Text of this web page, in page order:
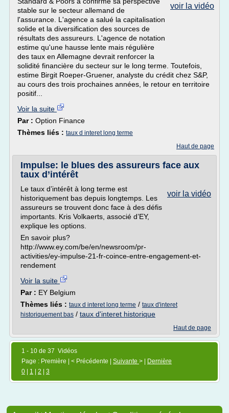
voir la vidéo
stable sur le secteur allemand de
l'assurance. L'agence a salué la capitalisation
solide et la diversification des sources de
résultats des assureurs. L'agence de notation
estime qu'une hausse lente mais régulière
des taux en Allemagne devrait renforcer la
solidité financière du secteur sur le long terme. Toutefois,
estime Birgit Roeper-Gruener, analyste du crédit chez S&P,
au cours des trois prochaines années, le retour en territoire
positif...
Voir la suite
Par : Option Finance
Thèmes liés : taux d interet long terme
Haut de page
Impulse: le blues des assureurs face aux
taux d’intérêt
voir la vidéo
Le taux d’intérêt à long terme est
historiquement bas depuis longtemps. Les
assureurs se trouvent donc face à des défis
importants. Kris Volkaerts, associé d’EY,
explique les options.
En savoir plus?
http://www.ey.com/be/en/newsroom/pr-
activities/ey-impulse-21-fr-coince-entre-engagement-et-
rendement
Voir la suite
Par : EY Belgium
Thèmes liés : taux d interet long terme / taux d'interet
historiquement bas / taux d'interet historique
Haut de page
1 - 10 de 37 Vidéos
Page : Première | < Précédente | Suivante > |
Dernière
0
1 2 3